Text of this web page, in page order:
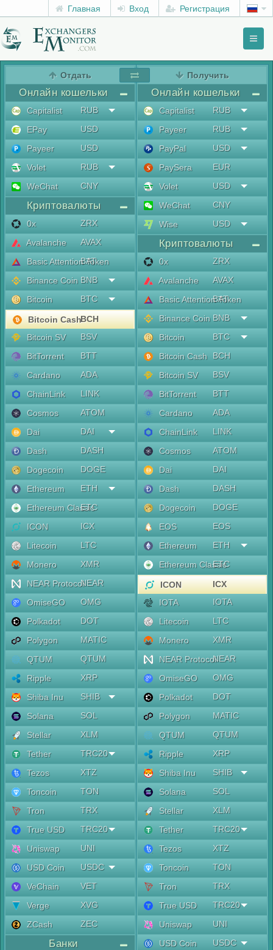
Главная Вход Регистрация
Отдать
Онлайн кошельки
Capitalist
RUB
EPay
USD
Payeer
USD
Volet
RUB
WeChat
CNY
Криптовалюты
0x
ZRX
Avalanche
AVAX
Basic Attention Token
BAT
Binance Coin BNB
Bitcoin
BTC
Bitcoin CashBCH
Bitcoin SV
BSV
BitTorrent
BTT
Cardano
ADA
ChainLink
LINK
Cosmos
ATOM
Dai
DAI
Dash
DASH
Dogecoin
DOGE
Ethereum
ETH
Ethereum Classic
ETC
ICON
ICX
Litecoin
LTC
Monero
XMR
NEAR ProtocolNEAR
OmiseGO
OMG
Polkadot
DOT
Polygon
MATIC
QTUM
QTUM
Ripple
XRP
Shiba Inu
SHIB
Solana
SOL
Stellar
XLM
Tether
TRC20
Tezos
XTZ
Toncoin
TON
Tron
TRX
True USD
TRC20
Uniswap
UNI
USD Coin
USDC
VeChain
VET
Verge
XVG
ZCash
ZEC
Банки
Получить
Онлайн кошельки
Capitalist
RUB
Payeer
RUB
PayPal
USD
PaySera
EUR
Volet
USD
WeChat
CNY
Wise
USD
Криптовалюты
0x
ZRX
Avalanche
AVAX
Basic Attention Token
BAT
Binance Coin BNB
Bitcoin
BTC
Bitcoin Cash
BCH
Bitcoin SV
BSV
BitTorrent
BTT
Cardano
ADA
ChainLink
LINK
Cosmos
ATOM
Dai
DAI
Dash
DASH
Dogecoin
DOGE
EOS
EOS
Ethereum
ETH
Ethereum Classic
ETC
ICON
ICX
IOTA
IOTA
Litecoin
LTC
Monero
XMR
NEAR ProtocolNEAR
OmiseGO
OMG
Polkadot
DOT
Polygon
MATIC
QTUM
QTUM
Ripple
XRP
Shiba Inu
SHIB
Solana
SOL
Stellar
XLM
Tether
TRC20
Tezos
XTZ
Toncoin
TON
Tron
TRX
True USD
TRC20
Uniswap
UNI
USD Coin
USDC